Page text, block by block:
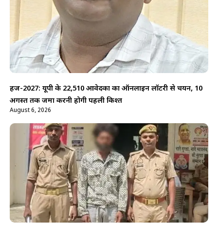
हज-2027: यूपी के 22,510 आवेदकों का ऑनलाइन लॉटरी से चयन, 10
अगस्त तक जमा करनी होगी पहली किश्त
August 6, 2026